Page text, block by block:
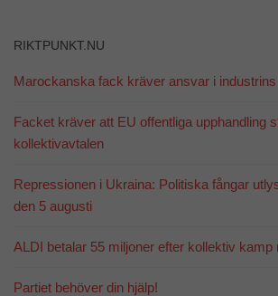
RIKTPUNKT.NU
Marockanska fack kräver ansvar i
Facket kräver att EU offentliga upphandling
kollektivavtalen
Repressionen i Ukraina: Politiska fångar
den 5 augusti
ALDI betalar 55 miljoner efter kollektiv kamp
Partiet behöver din hjälp!
hur
För att
möjligt